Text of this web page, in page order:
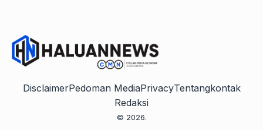
DisclaimerPedoman MediaPrivacyTentangkontak
Redaksi
© 2026.